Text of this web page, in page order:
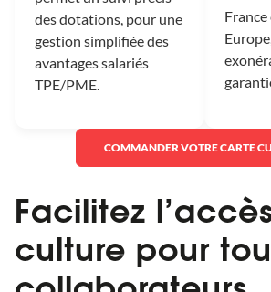
des dotations, pour une
gestion simplifiée des
avantages salariés
TPE/PME.
France
COMMANDER VOTRE CARTE
Facilitez
culture pour